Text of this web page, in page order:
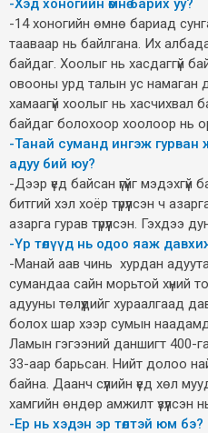
-Хэд хоногийн өмнө барих уу?
-14 хоногийн өмнө бариад
тааваар нь байлгана. Их
байдаг. Хоолыг нь хасдаггүй
овооны урд талын ус намаган
хамаагүй хоолыг нь хасчихвал
байдаг болохоор хоолоор нь
-Танай суманд ингэж гурван
адуу бий юу?
-Дээр үед байсан үгүйг
битгий хэл хоёр түрүүлсэн ч
азарга гурав түрүүлсэн. Гэхдээ
-Үр төлүүд нь одоо яаж
-Манай аав чинь хурдан
сумандаа сайн морьтой хүний
адууны төлүүдийг хураалгаад
болох шар хээр сумын наадамд
Ламын гэгээний даншигт 400-
33-аар барьсан. Нийт долоо
байна. Даанч сүүлийн үед хөл
хамгийн өндөр амжилт үзүүлсэн
-Ер нь хэдэн эр төлтэй юм бэ?